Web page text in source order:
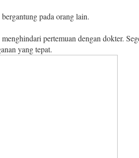
bergantung pada orang lain.
menghindari pertemuan dengan dokter.
yang tepat.